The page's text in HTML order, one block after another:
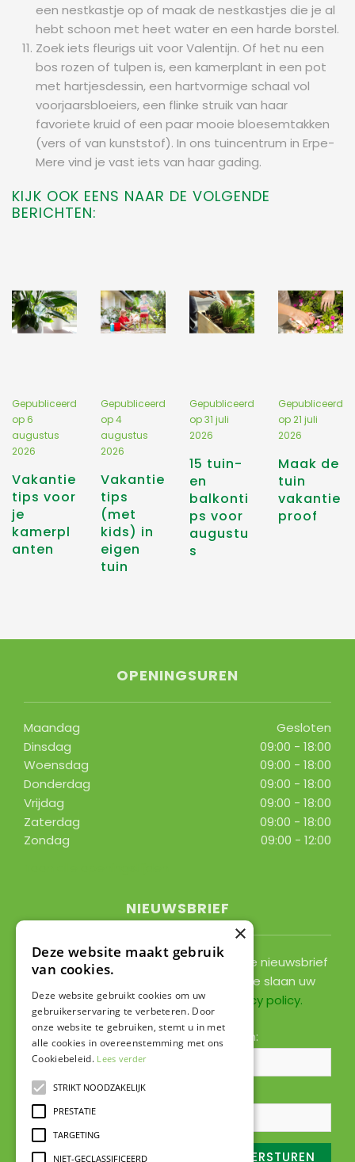
een nestkastje op of maak de nestkastjes die je al
hebt schoon met heet water en een harde borstel.
Zoek iets fleurigs uit voor Valentijn. Of het nu een
bos rozen of tulpen is, een kamerplant in een pot
met hartjesdessin, een hartvormige schaal vol
voorjaarsbloeiers, een flinke struik van haar
favoriete kruid of een paar mooie bloesemtakken
(vers of van kunststof). In ons tuincentrum in Erpe-
Mere vind je vast iets van haar gading.
KIJK OOK EENS NAAR DE VOLGENDE
BERICHTEN:
Vakantie
tips voor
je
kamerpl
anten
Gepubliceerd
op6
augustus
2026
Vakantie
tips
(met
kids) in
eigen
tuin
Gepubliceerd
op4
augustus
2026
15 tuin-
en
balkonti
ps voor
augustu
s
Gepubliceerd
op31 juli
2026
Maak de
tuin
vakantie
proof
Gepubliceerd
op21 juli
2026
OPENINGSUREN
Maandag
Gesloten
Dinsdag
09:00 - 18:00
Woensdag
09:00 - 18:00
Donderdag
09:00 - 18:00
Vrijdag
09:00 - 18:00
Zaterdag
09:00 - 18:00
Zondag
09:00 - 12:00
NIEUWSBRIEF
Ontvang ongeveer 1x per 2 weken onze nieuwsbrief
met acties, nieuws & activiteiten! We slaan uw
gegevens op conform onze
privacy policy.
Voornaam: Achternaam:
E-mailadres:*
×
Deze website maakt gebruik
van cookies.
Deze website gebruikt cookies om uw
gebruikerservaring te verbeteren. Door
onze website te gebruiken, stemt u in met
alle cookies in overeenstemming met ons
Cookiebeleid. Lees verder
STRIKT NOODZAKELIJK
PRESTATIE
TARGETING
NIET-GECLASSIFICEERD